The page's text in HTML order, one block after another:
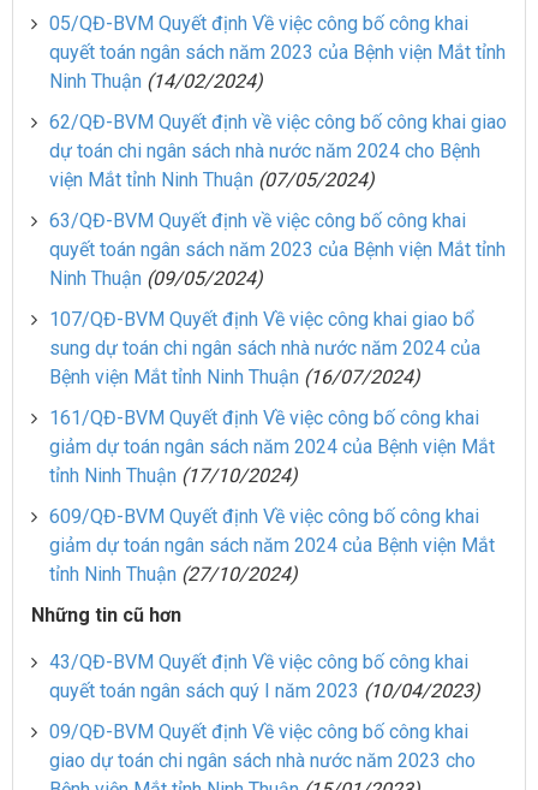
05/QĐ-BVM Quyết định Về việc công bố công khai
quyết toán ngân sách năm 2023 của Bệnh viện Mắt tỉnh
Ninh Thuận (14/02/2024)
62/QĐ-BVM Quyết định về việc công bố công khai giao
dự toán chi ngân sách nhà nước năm 2024 cho Bệnh
viện Mắt tỉnh Ninh Thuận (07/05/2024)
63/QĐ-BVM Quyết định về việc công bố công khai
quyết toán ngân sách năm 2023 của Bệnh viện Mắt tỉnh
Ninh Thuận (09/05/2024)
107/QĐ-BVM Quyết định Về việc công khai giao bổ
sung dự toán chi ngân sách nhà nước năm 2024 của
Bệnh viện Mắt tỉnh Ninh Thuận (16/07/2024)
161/QĐ-BVM Quyết định Về việc công bố công khai
giảm dự toán ngân sách năm 2024 của Bệnh viện Mắt
tỉnh Ninh Thuận (17/10/2024)
609/QĐ-BVM Quyết định Về việc công bố công khai
giảm dự toán ngân sách năm 2024 của Bệnh viện Mắt
tỉnh Ninh Thuận (27/10/2024)
Những tin cũ hơn
43/QĐ-BVM Quyết định Về việc công bố công khai
quyết toán ngân sách quý I năm 2023 (10/04/2023)
09/QĐ-BVM Quyết định Về việc công bố công khai
giao dự toán chi ngân sách nhà nước năm 2023 cho